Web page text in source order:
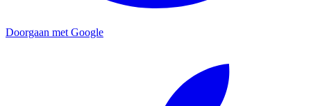
Doorgaan met Google